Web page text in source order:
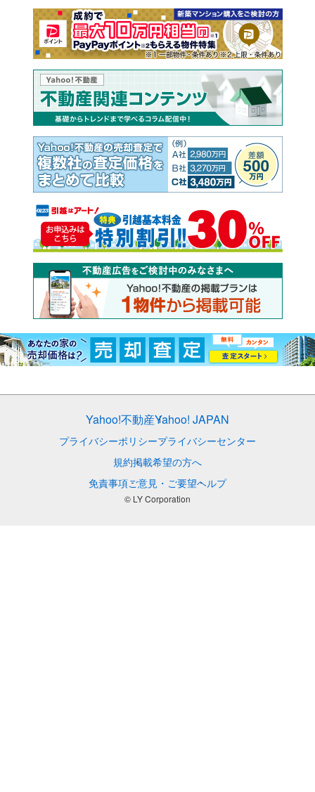
Yahoo!不動産Yahoo! JAPAN
プライバシーポリシープライバシーセンター
規約掲載希望の方へ
免責事項ご意見・ご要望ヘルプ
© LY Corporation